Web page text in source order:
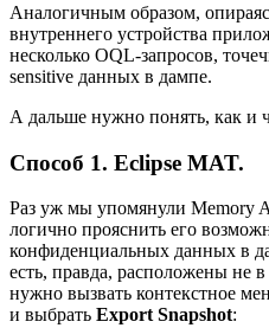
Аналогичным образом,
внутреннего устройства
несколько OQL‑запросов,
sensitive данных в дампе.
А дальше нужно понять, как и
Способ 1. Eclipse MAT.
Раз уж мы упомянули Memory
логично прояснить его
конфиденциальных данных в
есть, правда, расположены не
нужно вызвать контекстное
и выбрать Export Snapshot: